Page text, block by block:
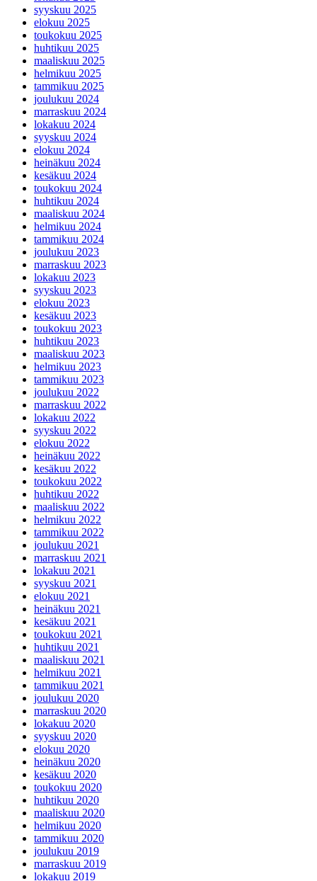
syyskuu 2025
elokuu 2025
toukokuu 2025
huhtikuu 2025
maaliskuu 2025
helmikuu 2025
tammikuu 2025
joulukuu 2024
marraskuu 2024
lokakuu 2024
syyskuu 2024
elokuu 2024
heinäkuu 2024
kesäkuu 2024
toukokuu 2024
huhtikuu 2024
maaliskuu 2024
helmikuu 2024
tammikuu 2024
joulukuu 2023
marraskuu 2023
lokakuu 2023
syyskuu 2023
elokuu 2023
kesäkuu 2023
toukokuu 2023
huhtikuu 2023
maaliskuu 2023
helmikuu 2023
tammikuu 2023
joulukuu 2022
marraskuu 2022
lokakuu 2022
syyskuu 2022
elokuu 2022
heinäkuu 2022
kesäkuu 2022
toukokuu 2022
huhtikuu 2022
maaliskuu 2022
helmikuu 2022
tammikuu 2022
joulukuu 2021
marraskuu 2021
lokakuu 2021
syyskuu 2021
elokuu 2021
heinäkuu 2021
kesäkuu 2021
toukokuu 2021
huhtikuu 2021
maaliskuu 2021
helmikuu 2021
tammikuu 2021
joulukuu 2020
marraskuu 2020
lokakuu 2020
syyskuu 2020
elokuu 2020
heinäkuu 2020
kesäkuu 2020
toukokuu 2020
huhtikuu 2020
maaliskuu 2020
helmikuu 2020
tammikuu 2020
joulukuu 2019
marraskuu 2019
lokakuu 2019